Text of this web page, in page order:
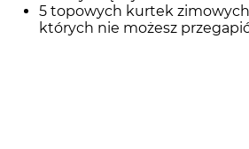
5 topowych kurtek zimowych
których nie możesz